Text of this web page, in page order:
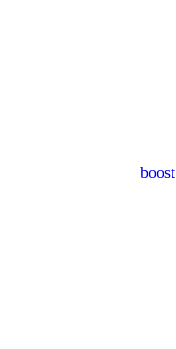
boost